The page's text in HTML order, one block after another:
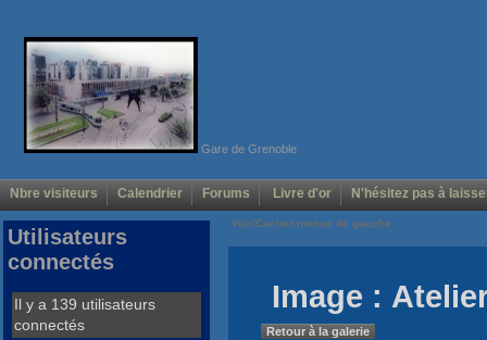
Gare de Grenoble
Nbre visiteurs Calendrier Forums Livre d'or N'hésitez pas à
Voir/Cacher menus de gauche
Image :
Retour à la galerie
Utilisateurs
connectés
Il y a 139 utilisateurs
connectés